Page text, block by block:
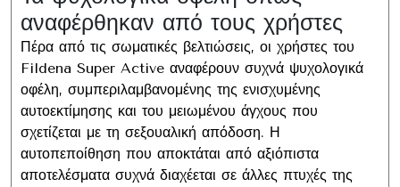
αναφέρθηκαν από τους χρήστες
Πέρα από τις σωματικές βελτιώσεις, οι χρήστες του
Fildena Super Active αναφέρουν συχνά ψυχολογικά
οφέλη, συμπεριλαμβανομένης της ενισχυμένης
αυτοεκτίμησης και του μειωμένου άγχους που
σχετίζεται με τη σεξουαλική απόδοση. Η
αυτοπεποίθηση που αποκτάται από αξιόπιστα
αποτελέσματα συχνά διαχέεται σε άλλες πτυχές της